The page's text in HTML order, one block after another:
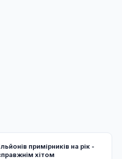
примірників на рік -
хітом